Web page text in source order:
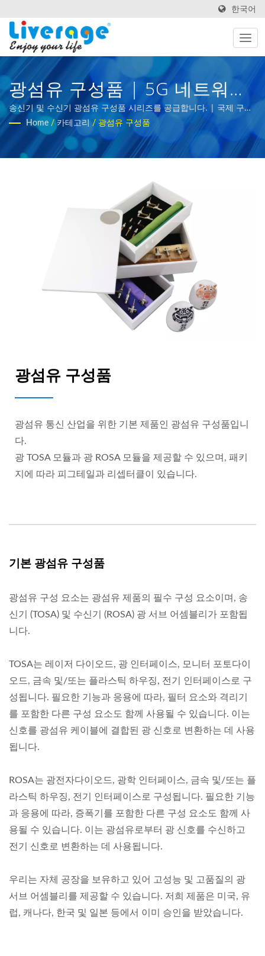
한국어
광섬유 구성품 | 5G 네트워크
를 위한 고성능 광섬유 트랜시
송신기 및 수신기 광섬유 구성품 시리즈를 공급합니다. | 국제 구매
자를 위한 광섬유 측정 장비
Home / 카테고리 / 광섬유 구성품
광섬유 구성품
광섬유 통신 산업을 위한 기본 제품인 광섬유 구성품입니
다.
광 TOSA 모듈과 광 ROSA 모듈을 제공할 수 있으며, 패키
지에 따라 피그테일과 리셉터클이 있습니다.
기본 광섬유 구성품
광섬유 구성 요소는 광섬유 제품의 필수 구성 요소이며, 송
신기 (TOSA) 및 수신기 (ROSA) 광 서브 어셈블리가 포함됩
니다.
TOSA는 레이저 다이오드, 광 인터페이스, 모니터 포토다이
오드, 금속 및/또는 플라스틱 하우징, 전기 인터페이스로 구
성됩니다. 필요한 기능과 응용에 따라, 필터 요소와 격리기
를 포함한 다른 구성 요소도 함께 사용될 수 있습니다. 이는
신호를 광섬유 케이블에 결합된 광 신호로 변환하는 데 사용
됩니다.
ROSA는 광전자다이오드, 광학 인터페이스, 금속 및/또는 플
라스틱 하우징, 전기 인터페이스로 구성됩니다. 필요한 기능
과 응용에 따라, 증폭기를 포함한 다른 구성 요소도 함께 사
용될 수 있습니다. 이는 광섬유로부터 광 신호를 수신하고
전기 신호로 변환하는 데 사용됩니다.
우리는 자체 공장을 보유하고 있어 고성능 및 고품질의 광
서브 어셈블리를 제공할 수 있습니다. 저희 제품은 미국, 유
럽, 캐나다, 한국 및 일본 등에서 이미 승인을 받았습니다.